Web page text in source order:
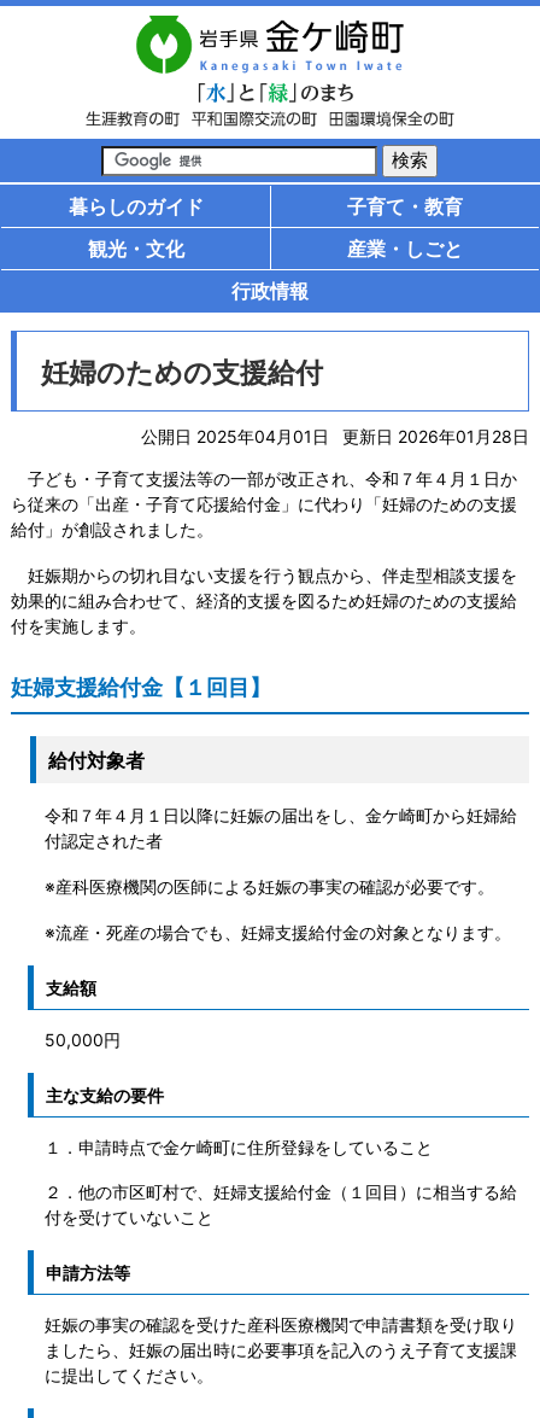
暮らしのガイド
子育て・教育
観光・文化
産業・しごと
行政情報
妊婦のための支援給付
公開日 2025年04月01日 更新日 2026年01月28日
子ども・子育て支援法等の一部が改正され、令和７年４月１日か
ら従来の「出産・子育て応援給付金」に代わり「妊婦のための支援
給付」が創設されました。
妊娠期からの切れ目ない支援を行う観点から、伴走型相談支援を
効果的に組み合わせて、経済的支援を図るため妊婦のための支援給
付を実施します。
妊婦支援給付金【１回目】
給付対象者
令和７年４月１日以降に妊娠の届出をし、金ケ崎町から妊婦給
付認定された者
※産科医療機関の医師による妊娠の事実の確認が必要です。
※流産・死産の場合でも、妊婦支援給付金の対象となります。
支給額
50,000円
主な支給の要件
１．申請時点で金ケ崎町に住所登録をしていること
２．他の市区町村で、妊婦支援給付金（１回目）に相当する給
付を受けていないこと
申請方法等
妊娠の事実の確認を受けた産科医療機関で申請書類を受け取り
ましたら、妊娠の届出時に必要事項を記入のうえ子育て支援課
に提出してください。